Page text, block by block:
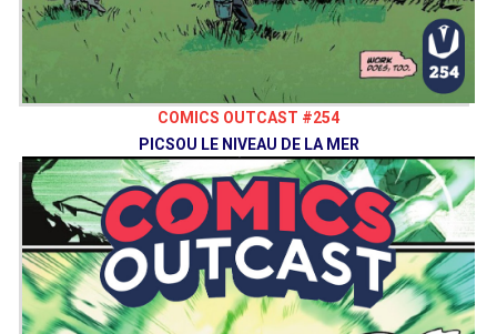
COMICS OUTCAST #254
PICSOU LE NIVEAU DE LA MER